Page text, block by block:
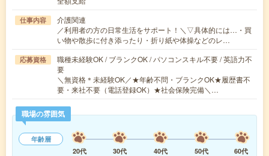
仕事内容
介護関連
／利用者の方の日常生活をサポート！＼▽具体的には…・買
い物や散歩に付き添ったり・折り紙や体操などのレ…
応募資格
職種未経験OK / ブランクOK / パソコンスキル不要 / 英語力不
要
＼無資格＊未経験OK／★年齢不問・ブランクOK★履歴書不
要・来社不要（電話登録OK）★社会保険完備＼…
職場の雰囲気
年齢層
20代
30代 40代 50代
60代